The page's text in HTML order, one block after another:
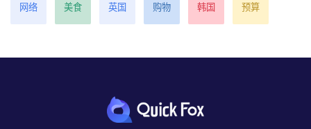
网络 美食 英国 购物 韩国 预算